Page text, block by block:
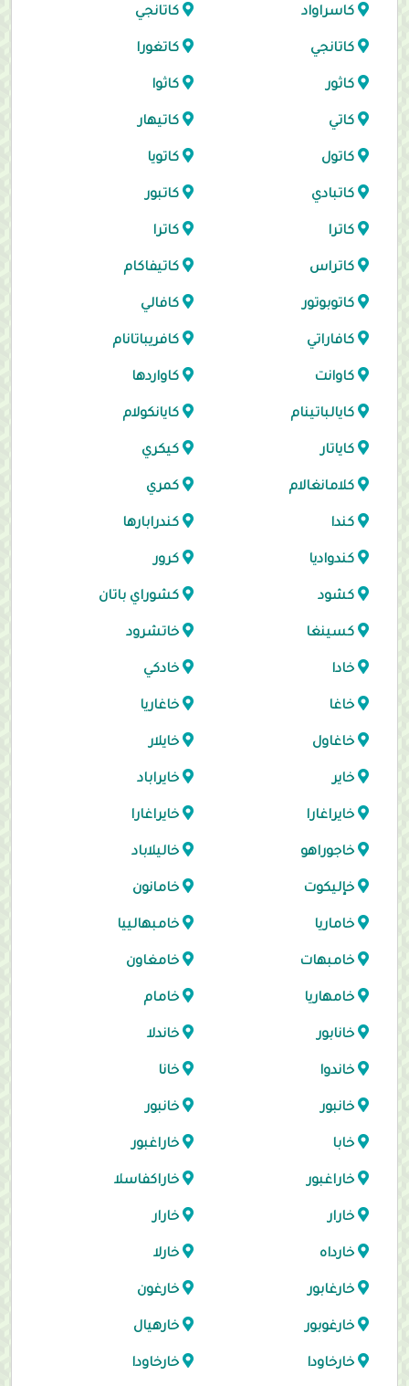
كاسراواد كاتانجي
كاتانجي كاتغورا
كاثور كاثوا
كاتي كاتيهار
كاتول كاتويا
كاتبادي كاتبور
كاترا كاترا
كاتراس كاتيفاكام
كاتوبوتور كافالي
كافاراتي كافريباتانام
كاوانت كاواردها
كايالباتينام كايانكولام
كاياتار كيكري
كلامانغالام كمري
كندا كندرابارها
كندواديا كرور
كشود كشوراي باتان
كسينغا خاتشرود
خادا خادكي
خاغا خاغاريا
خاغاول خايلار
خاير خايراباد
خايراغارا خايراغارا
خاجوراهو خاليلاباد
خإليكوت خامانون
خاماريا خامبهالييا
خامبهات خامغاون
خامهاريا خامام
خانابور خاندلا
خاندوا خانا
خانبور خانبور
خابا خاراغبور
خاراغبور خاراكفاسلا
خارار خارار
خارداه خارلا
خارغابور خارغون
خارغوبور خارهيال
خارخاودا خارخاودا